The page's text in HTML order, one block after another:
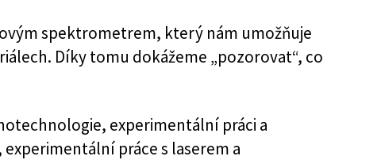
spektrometrem, který nám umožňuje
Díky tomu dokážeme „pozorovat“, co
experimentální práci a
práce s laserem a